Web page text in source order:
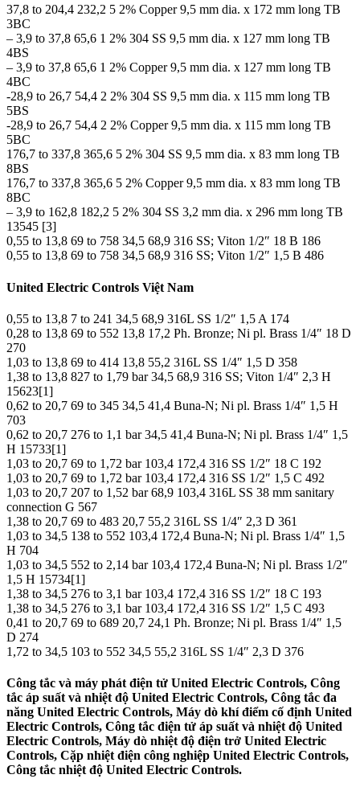
37,8 to 204,4 232,2 5 2% Copper 9,5 mm dia. x 172 mm long TB
3BC
– 3,9 to 37,8 65,6 1 2% 304 SS 9,5 mm dia. x 127 mm long TB
4BS
– 3,9 to 37,8 65,6 1 2% Copper 9,5 mm dia. x 127 mm long TB
4BC
-28,9 to 26,7 54,4 2 2% 304 SS 9,5 mm dia. x 115 mm long TB
5BS
-28,9 to 26,7 54,4 2 2% Copper 9,5 mm dia. x 115 mm long TB
5BC
176,7 to 337,8 365,6 5 2% 304 SS 9,5 mm dia. x 83 mm long TB
8BS
176,7 to 337,8 365,6 5 2% Copper 9,5 mm dia. x 83 mm long TB
8BC
– 3,9 to 162,8 182,2 5 2% 304 SS 3,2 mm dia. x 296 mm long TB
13545 [3]
0,55 to 13,8 69 to 758 34,5 68,9 316 SS; Viton 1/2″ 18 B 186
0,55 to 13,8 69 to 758 34,5 68,9 316 SS; Viton 1/2″ 1,5 B 486
United Electric Controls Việt Nam
0,55 to 13,8 7 to 241 34,5 68,9 316L SS 1/2″ 1,5 A 174
0,28 to 13,8 69 to 552 13,8 17,2 Ph. Bronze; Ni pl. Brass 1/4″ 18 D
270
1,03 to 13,8 69 to 414 13,8 55,2 316L SS 1/4″ 1,5 D 358
1,38 to 13,8 827 to 1,79 bar 34,5 68,9 316 SS; Viton 1/4″ 2,3 H
15623[1]
0,62 to 20,7 69 to 345 34,5 41,4 Buna-N; Ni pl. Brass 1/4″ 1,5 H
703
0,62 to 20,7 276 to 1,1 bar 34,5 41,4 Buna-N; Ni pl. Brass 1/4″ 1,5
H 15733[1]
1,03 to 20,7 69 to 1,72 bar 103,4 172,4 316 SS 1/2″ 18 C 192
1,03 to 20,7 69 to 1,72 bar 103,4 172,4 316 SS 1/2″ 1,5 C 492
1,03 to 20,7 207 to 1,52 bar 68,9 103,4 316L SS 38 mm sanitary
connection G 567
1,38 to 20,7 69 to 483 20,7 55,2 316L SS 1/4″ 2,3 D 361
1,03 to 34,5 138 to 552 103,4 172,4 Buna-N; Ni pl. Brass 1/4″ 1,5
H 704
1,03 to 34,5 552 to 2,14 bar 103,4 172,4 Buna-N; Ni pl. Brass 1/2″
1,5 H 15734[1]
1,38 to 34,5 276 to 3,1 bar 103,4 172,4 316 SS 1/2″ 18 C 193
1,38 to 34,5 276 to 3,1 bar 103,4 172,4 316 SS 1/2″ 1,5 C 493
0,41 to 20,7 69 to 689 20,7 24,1 Ph. Bronze; Ni pl. Brass 1/4″ 1,5
D 274
1,72 to 34,5 103 to 552 34,5 55,2 316L SS 1/4″ 2,3 D 376
Công tắc và máy phát điện tử United Electric Controls, Công
tắc áp suất và nhiệt độ United Electric Controls, Công tắc đa
năng United Electric Controls, Máy dò khí điểm cố định United
Electric Controls, Công tắc điện tử áp suất và nhiệt độ United
Electric Controls, Máy dò nhiệt độ điện trở United Electric
Controls, Cặp nhiệt điện công nghiệp United Electric Controls,
Công tắc nhiệt độ United Electric Controls.